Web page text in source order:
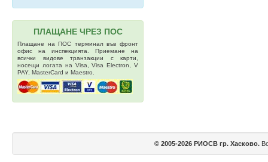
ПЛАЩАНЕ ЧРЕЗ ПОС
Плащане на ПОС терминал във фронт
офис на инспекцията. Приемане на
всички видове транзакции с карти,
носещи логата на Visa, Visa Electron, V
PAY, MasterCard и Maestro.
© 2005-2026 РИОСВ гр. Хасково.